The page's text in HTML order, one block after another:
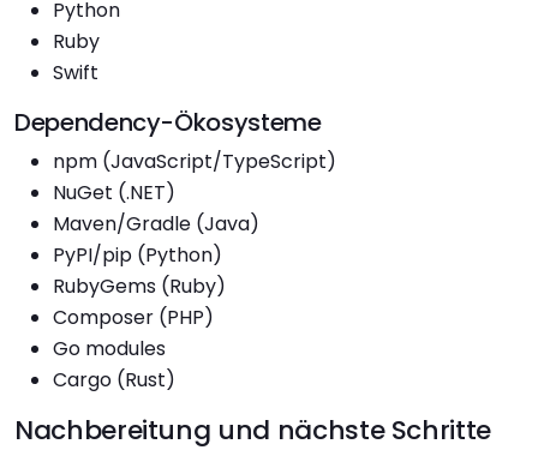
Python
Ruby
Swift
Dependency-Ökosysteme
npm (JavaScript/TypeScript)
NuGet (.NET)
Maven/Gradle (Java)
PyPI/pip (Python)
RubyGems (Ruby)
Composer (PHP)
Go modules
Cargo (Rust)
Nachbereitung und nächste Schritte